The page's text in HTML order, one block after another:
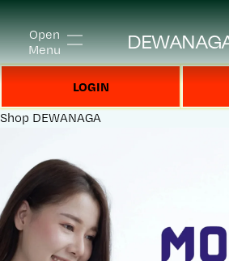
Open
Menu
LOGIN
Shop DEWANAGA